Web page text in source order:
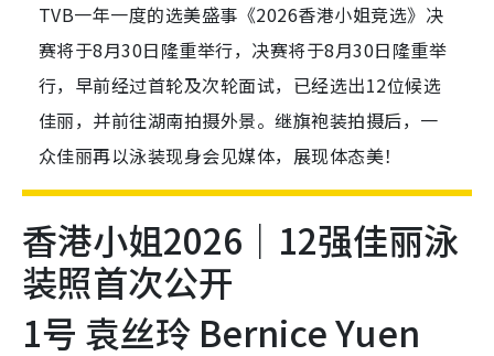
TVB一年一度的选美盛事《2026香港小姐竞选》决
赛将于8月30日隆重举行，决赛将于8月30日隆重举
行，早前经过首轮及次轮面试，已经选出12位候选
佳丽，并前往湖南拍摄外景。继旗袍装拍摄后，一
众佳丽再以泳装现身会见媒体，展现体态美！
香港小姐2026｜12强佳丽泳
装照首次公开
1号 袁丝玲 Bernice Yuen